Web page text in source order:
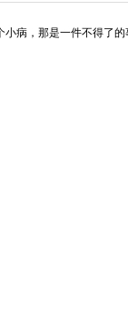
病，那是一件不得了的